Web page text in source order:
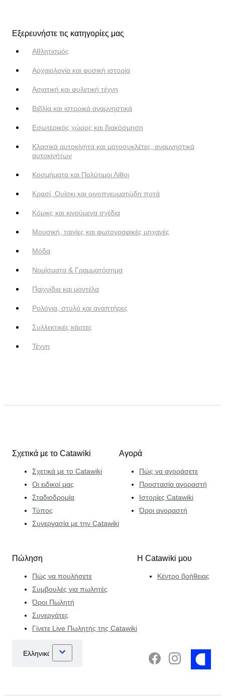
Εξερευνήστε τις κατηγορίες μας
Αθλητισμός
Αρχαιολογία και φυσική ιστορία
Ασιατική και φυλετική τέχνη
Βιβλία και ιστορικά αναμνηστικά
Εσωτερικός χώρος και διακόσμηση
Κλασικά αυτοκίνητα και μοτοσυκλέτες, αναμνηστικά
αυτοκινήτων
Κοσμήματα και Πολύτιμοι Λίθοι
Κρασί, Ουίσκι και οινοπνευματώδη ποτά
Κόμικς και κινούμενα σχέδια
Μουσική, ταινίες και φωτογραφικές μηχανές
Μόδα
Νομίσματα & Γραμματόσημα
Παιχνίδια και μοντέλα
Ρολόγια, στυλό και αναπτήρες
Συλλεκτικές κάρτες
Τέχνη
Σχετικά με το Catawiki
Σχετικά με το Catawiki
Οι ειδικοί μας
Σταδιοδρομία
Τύπος
Συνεργασία με την Catawiki
Αγορά
Πώς να αγοράσετε
Προστασία αγοραστή
Ιστορίες Catawiki
Όροι αγοραστή
Πώληση
Πώς να πουλήσετε
Συμβουλές για πωλητές
Όροι Πωλητή
Συνεργάτες
Γίνετε Live Πωλητής της Catawiki
Η Catawiki μου
Κέντρο βοήθειας